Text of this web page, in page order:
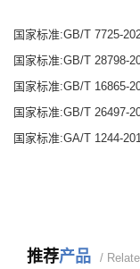
国家标准:GB/T 7725-
国家标准:GB/T 28798-
国家标准:GB/T 26497-
推荐产品 /